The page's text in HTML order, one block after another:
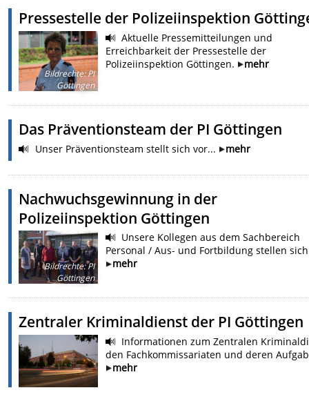
Pressestelle der Polizeiinspektion
Bildrechte:PI
Göttingen
Aktuelle Pressemitteilungen und
Erreichbarkeit der Pressestelle der
Polizeiinspektion Göttingen.
mehr
Das Präventionsteam der PI Göttingen
Unser Präventionsteam stellt sich vor... mehr
Nachwuchsgewinnung in der
Polizeiinspektion Göttingen
Bildrechte:PI
Göttingen
Unsere Kollegen aus dem Sachbereich
Personal / Aus- und Fortbildung stellen
mehr
Zentraler Kriminaldienst der PI Göttingen
Informationen zum Zentralen
den Fachkommissariaten und deren
mehr